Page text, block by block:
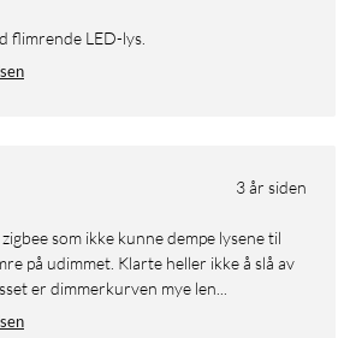
flimrende LED-lys.
3 år siden
på udimmet. Klarte heller ikke å slå av
er dimmerkurven mye len...